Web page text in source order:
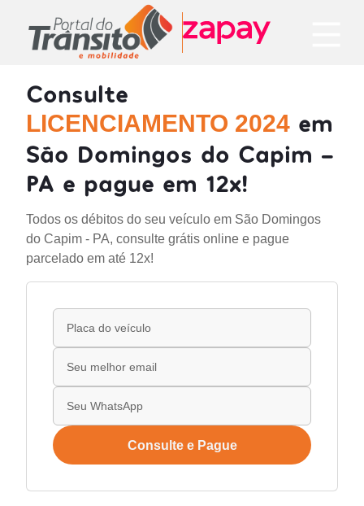
Consulte
LICENCIAMENTO 2024 em
São Domingos do Capim -
PA e pague em 12x!
Todos os débitos do seu veículo em São Domingos
do Capim - PA, consulte grátis online e pague
parcelado em até 12x!
Consulte e Pague